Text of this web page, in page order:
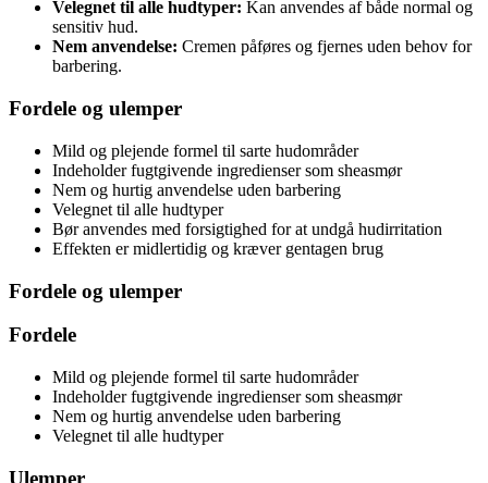
Velegnet til alle hudtyper: Kan anvendes af både normal og
sensitiv hud.
Nem anvendelse: Cremen påføres og fjernes uden behov for
barbering.
Fordele og ulemper
Mild og plejende formel til sarte hudområder
Indeholder fugtgivende ingredienser som sheasmør
Nem og hurtig anvendelse uden barbering
Velegnet til alle hudtyper
Bør anvendes med forsigtighed for at undgå hudirritation
Effekten er midlertidig og kræver gentagen brug
Fordele og ulemper
Fordele
Mild og plejende formel til sarte hudområder
Indeholder fugtgivende ingredienser som sheasmør
Nem og hurtig anvendelse uden barbering
Velegnet til alle hudtyper
Ulemper